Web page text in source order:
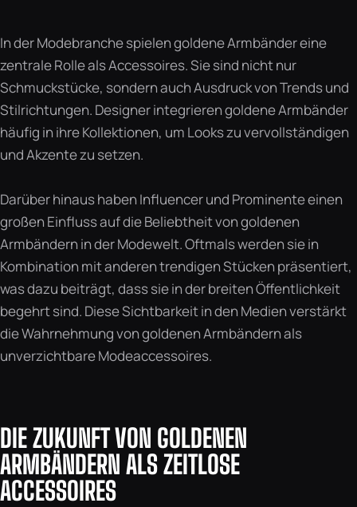
In der Modebranche spielen goldene Armbänder eine
zentrale Rolle als Accessoires. Sie sind nicht nur
Schmuckstücke, sondern auch Ausdruck von Trends und
Stilrichtungen. Designer integrieren goldene Armbänder
häufig in ihre Kollektionen, um Looks zu vervollständigen
und Akzente zu setzen.
Darüber hinaus haben Influencer und Prominente einen
großen Einfluss auf die Beliebtheit von goldenen
Armbändern in der Modewelt. Oftmals werden sie in
Kombination mit anderen trendigen Stücken präsentiert,
was dazu beiträgt, dass sie in der breiten Öffentlichkeit
begehrt sind. Diese Sichtbarkeit in den Medien verstärkt
die Wahrnehmung von goldenen Armbändern als
unverzichtbare Modeaccessoires.
DIE ZUKUNFT VON GOLDENEN
ARMBÄNDERN ALS ZEITLOSE
ACCESSOIRES